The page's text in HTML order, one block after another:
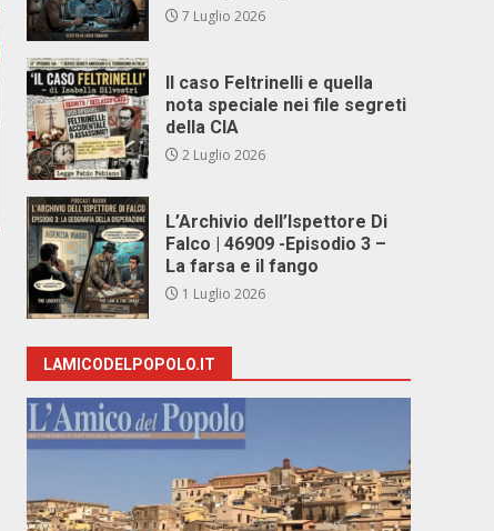
7 Luglio 2026
Il caso Feltrinelli e quella
nota speciale nei file segreti
della CIA
2 Luglio 2026
L’Archivio dell’Ispettore Di
Falco | 46909 -Episodio 3 –
La farsa e il fango
1 Luglio 2026
LAMICODELPOPOLO.IT